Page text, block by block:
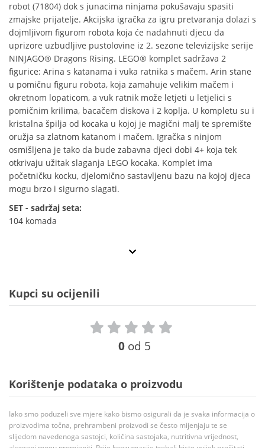
robot (71804) dok s junacima ninjama pokušavaju spasiti
zmajske prijatelje. Akcijska igračka za igru pretvaranja dolazi s
dojmljivom figurom robota koja će nadahnuti djecu da
uprizore uzbudljive pustolovine iz 2. sezone televizijske serije
NINJAGO® Dragons Rising. LEGO® komplet sadržava 2
figurice: Arina s katanama i vuka ratnika s mačem. Arin stane
u pomičnu figuru robota, koja zamahuje velikim mačem i
okretnom lopaticom, a vuk ratnik može letjeti u letjelici s
pomičnim krilima, bacačem diskova i 2 koplja. U kompletu su i
kristalna špilja od kocaka u kojoj je magični malj te spremište
oružja sa zlatnom katanom i mačem. Igračka s ninjom
osmišljena je tako da bude zabavna djeci dobi 4+ koja tek
otkrivaju užitak slaganja LEGO kocaka. Komplet ima
početničku kocku, djelomično sastavljenu bazu na kojoj djeca
mogu brzo i sigurno slagati.
SET - sadržaj seta:
104 komada
Kupci su ocijenili
0 od 5
Korištenje podataka o proizvodu
Iako smo poduzeli sve mjere kako bismo osigurali da je svaka informacija o
proizvodima točna, prehrambeni proizvodi se često mijenjaju te se
slijedom navedenoga sastojci, količina sastojaka, nutritivna vrijednost,